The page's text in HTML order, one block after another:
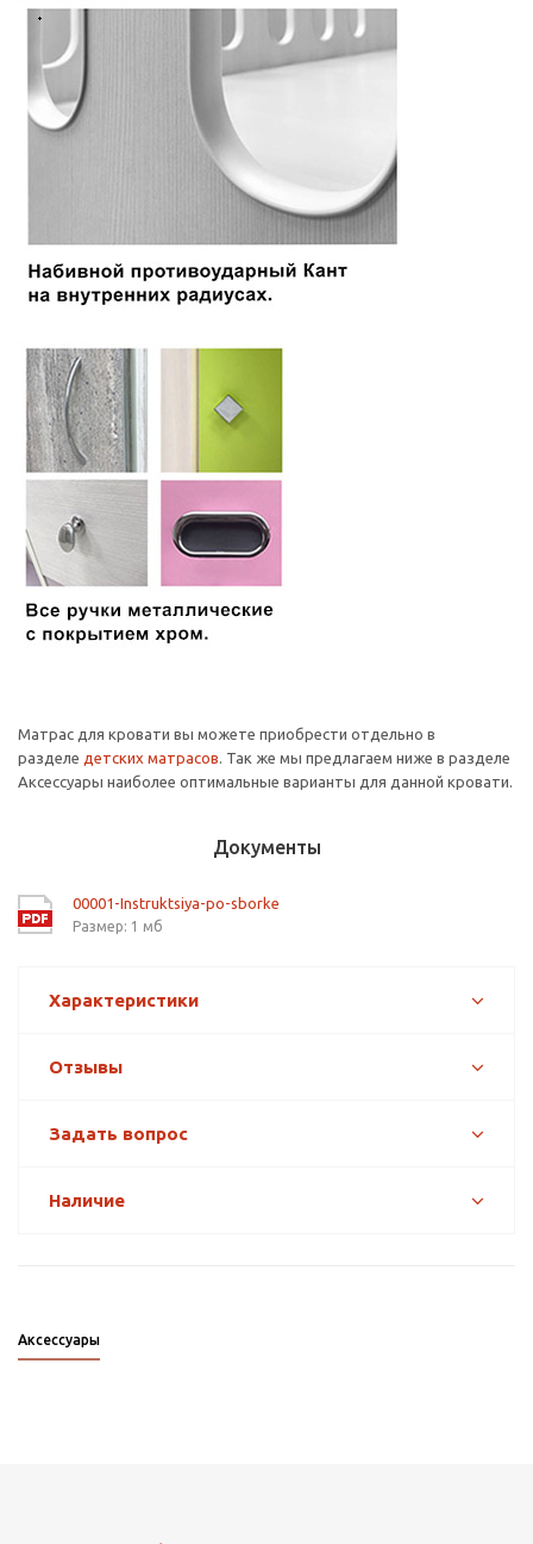
Матрас для кровати вы можете приобрести отдельно в
разделе детских матрасов. Так же мы предлагаем ниже в разделе
Аксессуары наиболее оптимальные варианты для данной кровати.
Документы
00001-Instruktsiya-po-sborke
Размер: 1 мб
Характеристики
Отзывы
Задать вопрос
Наличие
Аксессуары